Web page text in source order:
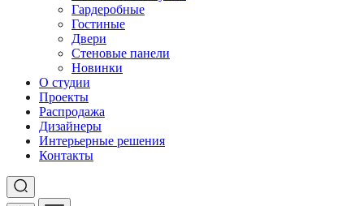
Гардеробные
Гостиные
Двери
Стеновые панели
Новинки
О студии
Проекты
Распродажа
Дизайнеры
Интерьерные решения
Контакты